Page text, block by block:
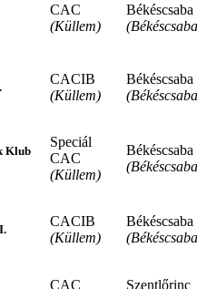
CAC
(Küllem)
Békéscsaba
CACIB
(Küllem)
Békéscsaba
Klub
Speciál
CAC
(Küllem)
Békéscsaba
CACIB
(Küllem)
Békéscsaba
CAC Szentlőrinc